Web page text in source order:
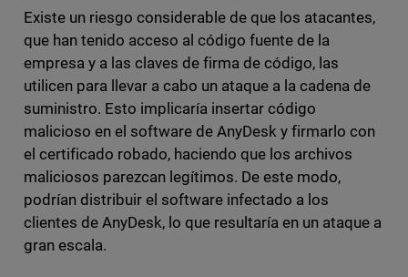
Existe un riesgo considerable de que los atacantes,
que han tenido acceso al código fuente de la
empresa y a las claves de firma de código, las
utilicen para llevar a cabo un ataque a la cadena de
suministro. Esto implicaría insertar código
malicioso en el software de AnyDesk y firmarlo con
el certificado robado, haciendo que los archivos
maliciosos parezcan legítimos. De este modo,
podrían distribuir el software infectado a los
clientes de AnyDesk, lo que resultaría en un ataque a
gran escala.